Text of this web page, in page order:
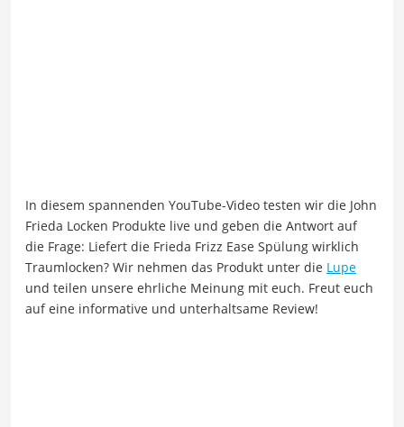
In diesem spannenden YouTube-Video testen wir die John
Frieda Locken Produkte live und geben die Antwort auf
die Frage: Liefert die Frieda Frizz Ease Spülung wirklich
Traumlocken? Wir nehmen das Produkt unter die Lupe
und teilen unsere ehrliche Meinung mit euch. Freut euch
auf eine informative und unterhaltsame Review!